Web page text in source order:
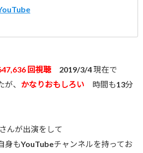
回視聴 2019/3/4 現在で
、 かなりおもしろい 時間も13分
んが出演をして
身もYouTubeチャンネルを持ってお